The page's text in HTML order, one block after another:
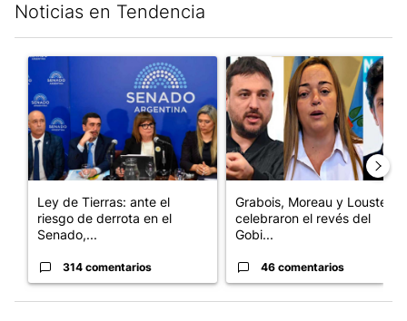
Noticias en Tendencia
Un artículo de tendencia con el título "Ley de Tierras: ante el
Ley de Tierras: ante el
riesgo de derrota en el
Senado,...
314 comentarios
Un artículo de tendencia con
Grabois, Moreau y Lousteau
celebraron el revés del
Gobi...
46 comentarios